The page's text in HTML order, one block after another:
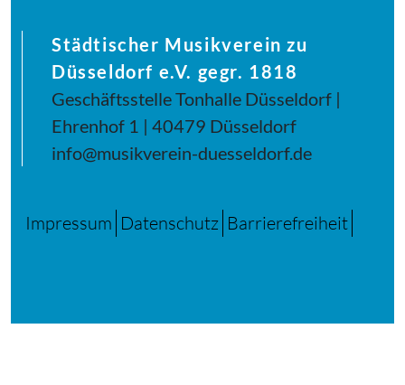
Städtischer Musikverein zu
Düsseldorf e.V. gegr. 1818
Geschäftsstelle Tonhalle Düsseldorf |
Ehrenhof 1 | 40479 Düsseldorf
info@musikverein-duesseldorf.de
Impressum Datenschutz Barrierefreiheit